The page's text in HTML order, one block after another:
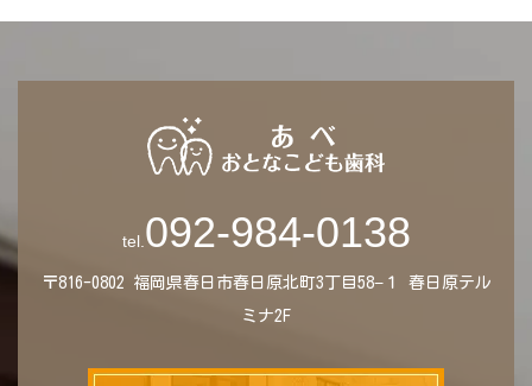
tel. 092-984-0138
〒816-0802 福岡県春日市春日原北町3丁目58−１ 春日原テル
ミナ2F